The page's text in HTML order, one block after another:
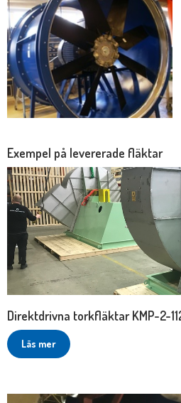
Exempel på levererade fläktar
Läs mer